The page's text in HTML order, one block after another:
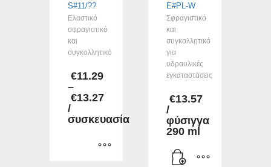
S#11/??
Ελαστικό
σφραγιστικό
και
συγκολλητικό
€11.29
–
€13.27
Price
range:
through
/
συσκευασία
E#PL-W
Σφραγιστικό
και
συγκολλητικό
για
υδραυλικές
εγκαταστάσεις
€13.57
/
φύσιγγα
290 ml